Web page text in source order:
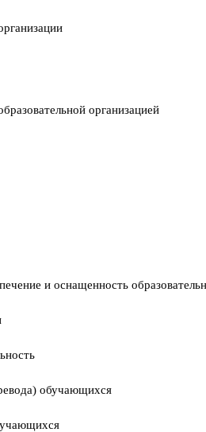
организацией
и оснащенность
обучающихся